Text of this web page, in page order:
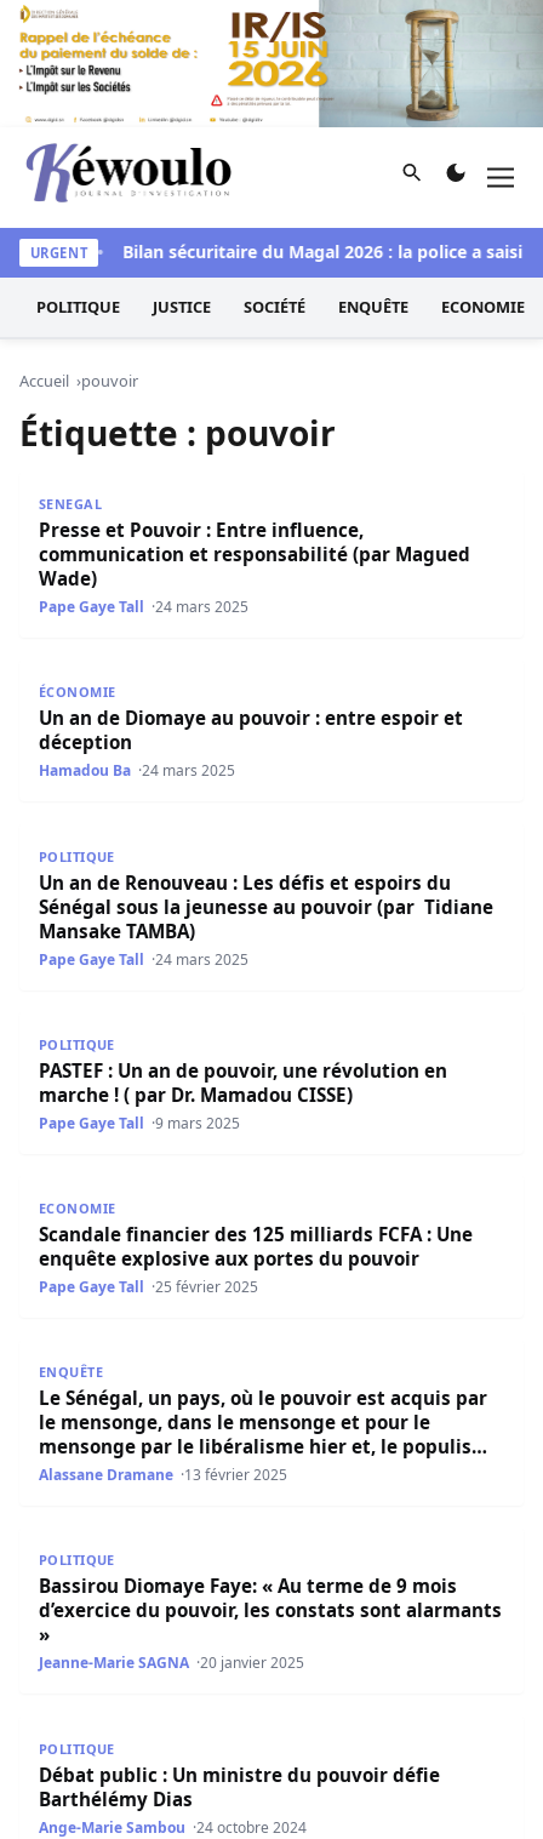
Aller au contenu
Kéwoulo, le premier site d'information et d'investigation
Rechercher
URGENT Bilan sécuritaire du Magal 2026 : la police a saisi
POLITIQUE JUSTICE SOCIÉTÉ ENQUÊTE ECONOMIE
Accueil pouvoir
Étiquette : pouvoir
SENEGAL
Presse et Pouvoir : Entre influence,
communication et responsabilité (par Magued
Wade)
Pape Gaye Tall 24 mars 2025
ÉCONOMIE
Un an de Diomaye au pouvoir : entre espoir et
déception
Hamadou Ba 24 mars 2025
POLITIQUE
Un an de Renouveau : Les défis et espoirs du
Sénégal sous la jeunesse au pouvoir (par Tidiane
Mansake TAMBA)
Pape Gaye Tall 24 mars 2025
POLITIQUE
PASTEF : Un an de pouvoir, une révolution en
marche ! ( par Dr. Mamadou CISSE)
Pape Gaye Tall 9 mars 2025
ECONOMIE
Scandale financier des 125 milliards FCFA : Une
enquête explosive aux portes du pouvoir
Pape Gaye Tall 25 février 2025
ENQUÊTE
Le Sénégal, un pays, où le pouvoir est acquis par
le mensonge, dans le mensonge et pour le
mensonge par le libéralisme hier et, le populisme
aujourd’hui.(Par Mandiaye GAYE)
Alassane Dramane 13 février 2025
POLITIQUE
Bassirou Diomaye Faye: « Au terme de 9 mois
d’exercice du pouvoir, les constats sont alarmants
»
Jeanne-Marie SAGNA 20 janvier 2025
POLITIQUE
Débat public : Un ministre du pouvoir défie
Barthélémy Dias
Ange-Marie Sambou 24 octobre 2024